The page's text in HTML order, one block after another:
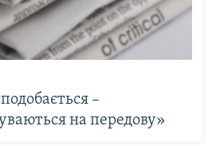
–
на передову»